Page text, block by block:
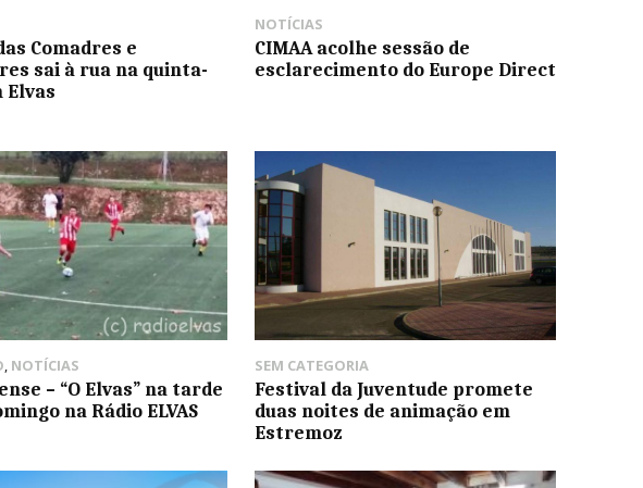
Comadres e
sai à rua na quinta-
Elvas
NOTÍCIAS
CIMAA acolhe sessão de
esclarecimento do Europe Direct
, NOTÍCIAS
– “O Elvas” na tarde
na Rádio ELVAS
SEM CATEGORIA
Festival da Juventude promete
duas noites de animação em
Estremoz